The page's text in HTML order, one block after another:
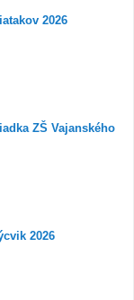
2026
ZŠ Vajanského
2026